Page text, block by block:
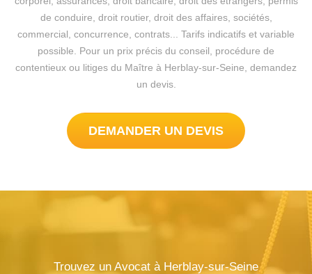
de conduire, droit routier, droit des affaires, sociétés,
commercial, concurrence, contrats... Tarifs indicatifs et variable
possible. Pour un prix précis du conseil, procédure de
contentieux ou litiges du Maître à Herblay-sur-Seine, demandez
un devis.
DEMANDER UN DEVIS
Trouvez un Avocat à Herblay-sur-Seine